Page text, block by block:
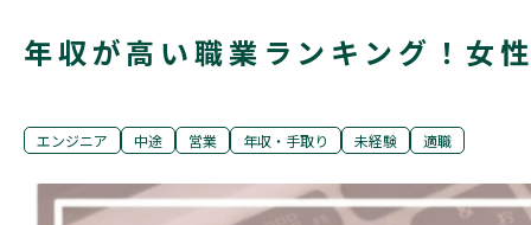
年収が高い職業ランキング！女
エンジニア 中途 営業 年収・手取り 未経験 適職